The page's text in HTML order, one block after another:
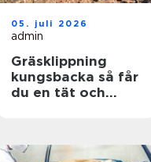
05. juli 2026
admin
Gräsklippning
kungsbacka så får
du en tät och